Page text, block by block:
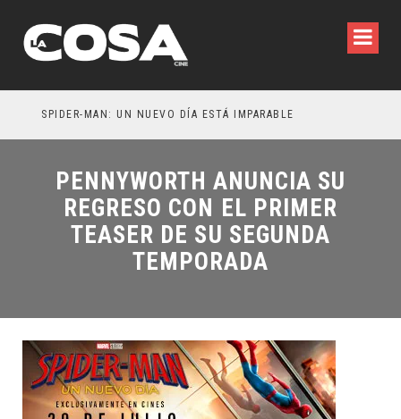
SPIDER-MAN: UN NUEVO DÍA ESTÁ IMPARABLE
PENNYWORTH ANUNCIA SU
REGRESO CON EL PRIMER
TEASER DE SU SEGUNDA
TEMPORADA